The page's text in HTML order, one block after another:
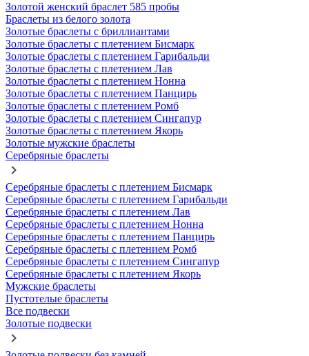
Золотой женский браслет 585 пробы
Браслеты из белого золота
Золотые браслеты с бриллиантами
Золотые браслеты с плетением Бисмарк
Золотые браслеты с плетением Гарибальди
Золотые браслеты с плетением Лав
Золотые браслеты с плетением Нонна
Золотые браслеты с плетением Панцирь
Золотые браслеты с плетением Ромб
Золотые браслеты с плетением Сингапур
Золотые браслеты с плетением Якорь
Золотые мужские браслеты
Серебряные браслеты
Серебряные браслеты с плетением Бисмарк
Серебряные браслеты с плетением Гарибальди
Серебряные браслеты с плетением Лав
Серебряные браслеты с плетением Нонна
Серебряные браслеты с плетением Панцирь
Серебряные браслеты с плетением Ромб
Серебряные браслеты с плетением Сингапур
Серебряные браслеты с плетением Якорь
Мужские браслеты
Пустотелые браслеты
Все подвески
Золотые подвески